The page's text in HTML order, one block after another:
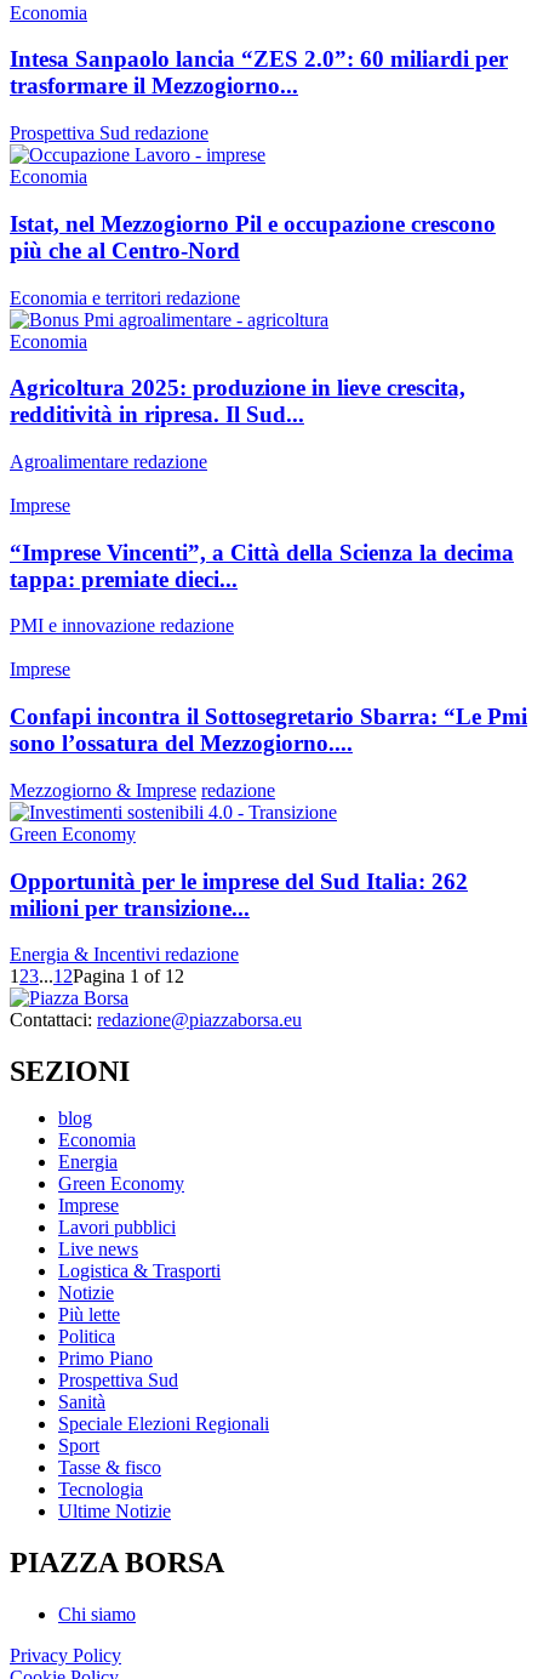
Economia
Intesa Sanpaolo lancia “ZES 2.0”: 60 miliardi per
trasformare il Mezzogiorno...
Prospettiva Sud redazione
Economia
Istat, nel Mezzogiorno Pil e occupazione crescono
più che al Centro-Nord
Economia e territori redazione
Economia
Agricoltura 2025: produzione in lieve crescita,
redditività in ripresa. Il Sud...
Agroalimentare redazione
Imprese
“Imprese Vincenti”, a Città della Scienza la decima
tappa: premiate dieci...
PMI e innovazione redazione
Imprese
Confapi incontra il Sottosegretario Sbarra: “Le Pmi
sono l’ossatura del Mezzogiorno....
Mezzogiorno & Imprese redazione
Green Economy
Opportunità per le imprese del Sud Italia: 262
milioni per transizione...
Energia & Incentivi redazione
1 23...12Pagina 1 of 12
Contattaci: redazione@piazzaborsa.eu
SEZIONI
blog
Economia
Energia
Green Economy
Imprese
Lavori pubblici
Live news
Logistica & Trasporti
Notizie
Più lette
Politica
Primo Piano
Prospettiva Sud
Sanità
Speciale Elezioni Regionali
Sport
Tasse & fisco
Tecnologia
Ultime Notizie
PIAZZA BORSA
Chi siamo
Privacy Policy